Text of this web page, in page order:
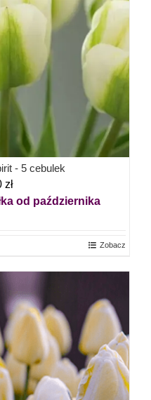
- 5 cebulek
zł
od października
Zobacz